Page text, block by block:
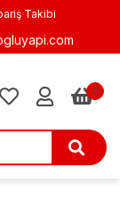
Takibi
0